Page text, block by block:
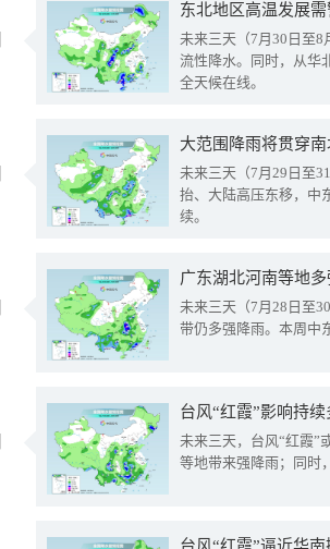
东北地区高温发展
未来三天（7月30日至8
流性降水。同时，从华
全天候在线。
大范围降雨将贯穿
未来三天（7月29日至
抬、大陆高压东移，中
续。
广东湖北河南等地
未来三天（7月28日至
带仍多强降雨。本周中
台风“红霞”影响持
未来三天，台风“红霞”
等地带来强降雨；同时